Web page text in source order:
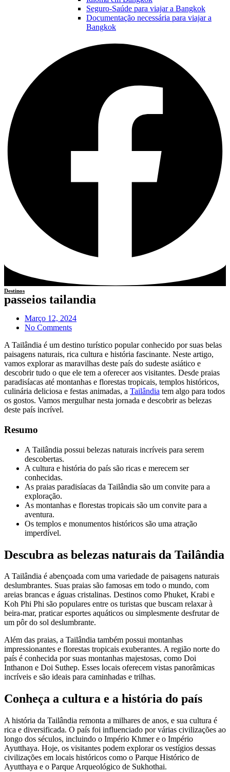
Seguro-Saúde para viajar a Bangkok
Documentação necessária para viajar a
Bangkok
Destinos
passeios tailandia
Março 12, 2024
No Comments
A Tailândia é um destino turístico popular conhecido por suas belas
paisagens naturais, rica cultura e história fascinante. Neste artigo,
vamos explorar as maravilhas deste país do sudeste asiático e
descobrir tudo o que ele tem a oferecer aos visitantes. Desde praias
paradisíacas até montanhas e florestas tropicais, templos históricos,
culinária deliciosa e festas animadas, a Tailândia tem algo para todos
os gostos. Vamos mergulhar nesta jornada e descobrir as belezas
deste país incrível.
Resumo
A Tailândia possui belezas naturais incríveis para serem
descobertas.
A cultura e história do país são ricas e merecem ser
conhecidas.
As praias paradisíacas da Tailândia são um convite para a
exploração.
As montanhas e florestas tropicais são um convite para a
aventura.
Os templos e monumentos históricos são uma atração
imperdível.
Descubra as belezas naturais da Tailândia
A Tailândia é abençoada com uma variedade de paisagens naturais
deslumbrantes. Suas praias são famosas em todo o mundo, com
areias brancas e águas cristalinas. Destinos como Phuket, Krabi e
Koh Phi Phi são populares entre os turistas que buscam relaxar à
beira-mar, praticar esportes aquáticos ou simplesmente desfrutar de
um pôr do sol deslumbrante.
Além das praias, a Tailândia também possui montanhas
impressionantes e florestas tropicais exuberantes. A região norte do
país é conhecida por suas montanhas majestosas, como Doi
Inthanon e Doi Suthep. Esses locais oferecem vistas panorâmicas
incríveis e são ideais para caminhadas e trilhas.
Conheça a cultura e a história do país
A história da Tailândia remonta a milhares de anos, e sua cultura é
rica e diversificada. O país foi influenciado por várias civilizações ao
longo dos séculos, incluindo o Império Khmer e o Império
Ayutthaya. Hoje, os visitantes podem explorar os vestígios dessas
civilizações em locais históricos como o Parque Histórico de
Ayutthaya e o Parque Arqueológico de Sukhothai.